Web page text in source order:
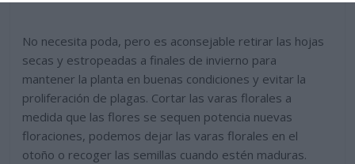
No necesita poda, pero es aconsejable retirar las hojas
secas y estropeadas a finales de invierno para
mantener la planta en buenas condiciones y evitar la
proliferación de plagas. Cortar las varas florales a
medida que las flores se sequen potencia nuevas
floraciones, podemos dejar las varas florales en el
otoño o recoger las semillas cuando estén maduras.